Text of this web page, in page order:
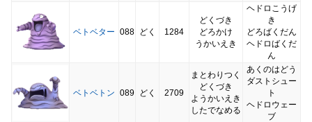
ベトベター 088 どく 1284
どくづき
どろかけ
うかいえき
ヘドロこうげ
き
どろばくだん
ヘドロばくだ
ん
ベトベトン 089 どく 2709
まとわりつく
どくづき
ようかいえき
したでなめる
あくのはどう
ダストシュー
ト
ヘドロウェー
ブ